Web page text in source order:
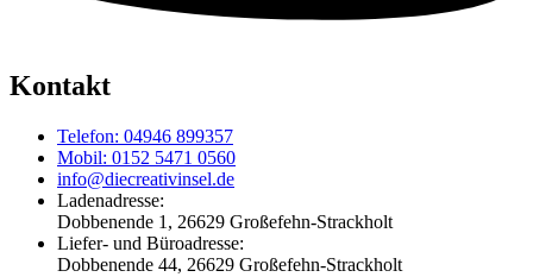
Kontakt
Telefon: 04946 899357
Mobil: 0152 5471 0560
info@diecreativinsel.de
Ladenadresse:
Dobbenende 1, 26629 Großefehn-Strackholt
Liefer- und Büroadresse:
Dobbenende 44, 26629 Großefehn-Strackholt